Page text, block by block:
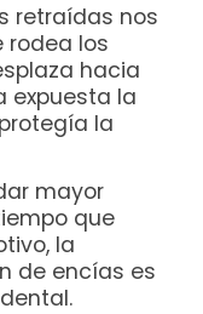
retraídas nos
rodea los
hacia
expuesta la
la
mayor
que
la
de encías es